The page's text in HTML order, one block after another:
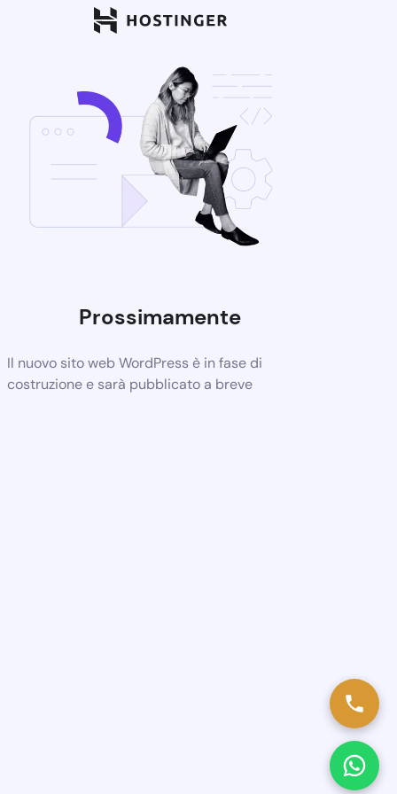
Prossimamente
Il nuovo sito web WordPress è in fase di
costruzione e sarà pubblicato a breve